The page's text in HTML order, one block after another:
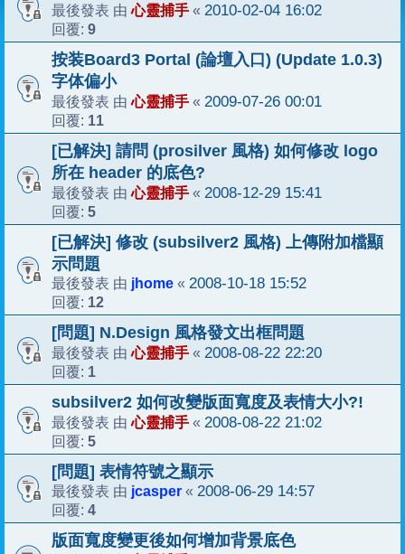
最後發表 由心靈捕手 « 2010-02-04 16:02
回覆: 9
按装Board3 Portal (論壇入口) (Update 1.0.3)
字体偏小
最後發表 由心靈捕手 « 2009-07-26 00:01
回覆: 11
[已解決] 請問 (prosilver 風格) 如何修改 logo
所在 header 的底色?
最後發表 由心靈捕手 « 2008-12-29 15:41
回覆: 5
[已解決] 修改 (subsilver2 風格) 上傳附加檔顯
示問題
最後發表 由 jhome « 2008-10-18 15:52
回覆: 12
[問題] N.Design 風格發文出框問題
最後發表 由心靈捕手 « 2008-08-22 22:20
回覆: 1
subsilver2 如何改變版面寬度及表情大小?!
最後發表 由心靈捕手 « 2008-08-22 21:02
回覆: 5
[問題] 表情符號之顯示
最後發表 由 jcasper « 2008-06-29 14:57
回覆: 4
版面寬度變更後如何增加背景底色